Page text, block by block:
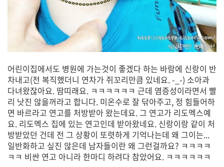
어린이집에서도 병원에 가는것이 좋겠다 하는 바람에 신랑이 반
차내고(전 복직했더니 연차가 쥐꼬리만큼 있네요. -_-) 소아과
다녀왔잖아요. 땀띠래요. ㅋㅋㅋㅋㅋㅋ 근데 염증성이라면서 빨
리 낫진 않을꺼라고 합니다. 미온수로 잘 닦아주고, 정 힘들어하
면 바르라고 연고를 처방받아 왔는데요. 그 연고가 리도멕스예
요. 리도멕스 집에 있는 연고인데 받아왔네요. 신랑이랑 같이 처
방받았던 건데 전 그 상황이 또렷하게 기억나는데 왜 그이는...
일반화하고 싶진 않은데 남자들이란 왜 그런걸까요? ㅋㅋㅋㅋ
ㅋㅋ 비싼 연고 아니라 한마디 하려다 참았어요. ㅋㅋㅋㅋㅋㅋ